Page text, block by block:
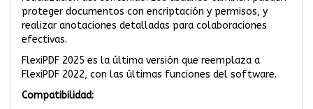
proteger documentos con encriptación y permisos, y
realizar anotaciones detalladas para colaboraciones
efectivas.
FlexiPDF 2025 es la última versión que reemplaza a
FlexiPDF 2022, con las últimas funciones del software.
Compatibilidad: